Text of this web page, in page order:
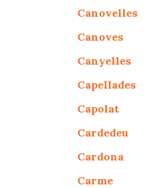
Canovelles
Canoves
Canyelles
Capellades
Capolat
Cardedeu
Cardona
Carme